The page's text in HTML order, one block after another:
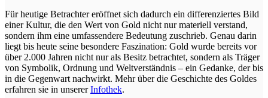
Für heutige Betrachter eröffnet sich dadurch ein differenziertes Bild
einer Kultur, die den Wert von Gold nicht nur materiell verstand,
sondern ihm eine umfassendere Bedeutung zuschrieb. Genau darin
liegt bis heute seine besondere Faszination: Gold wurde bereits vor
über 2.000 Jahren nicht nur als Besitz betrachtet, sondern als Träger
von Symbolik, Ordnung und Weltverständnis – ein Gedanke, der bis
in die Gegenwart nachwirkt. Mehr über die Geschichte des Goldes
erfahren sie in unsererInfothek.